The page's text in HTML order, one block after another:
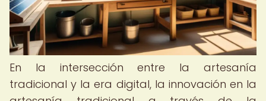
En la intersección entre la artesanía
tradicional y la era digital, la innovación en la